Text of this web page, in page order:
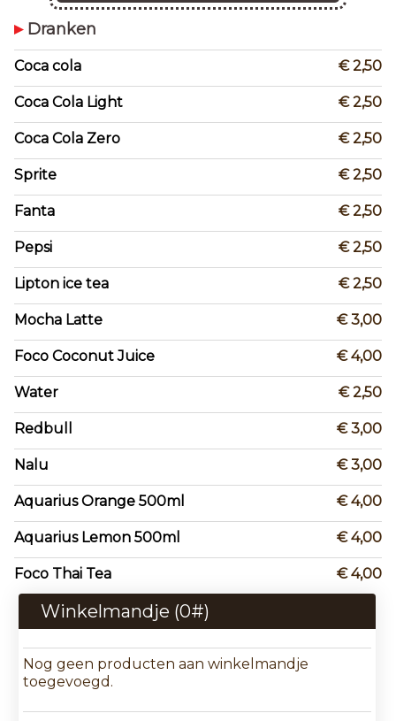
Dranken
Coca cola € 2,50
Coca Cola Light € 2,50
Coca Cola Zero € 2,50
Sprite € 2,50
Fanta € 2,50
Pepsi € 2,50
Lipton ice tea € 2,50
Mocha Latte € 3,00
Foco Coconut Juice € 4,00
Water € 2,50
Redbull € 3,00
Nalu € 3,00
Aquarius Orange 500ml € 4,00
Aquarius Lemon 500ml € 4,00
Foco Thai Tea € 4,00
Winkelmandje (0#)
Nog geen producten aan winkelmandje
toegevoegd.